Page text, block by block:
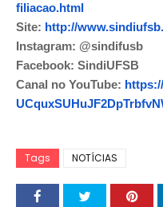
filiacao.html
Site: http://www.sindiufsb.
Instagram: @sindifusb
Facebook: SindiUFSB
Canal no YouTube:
Tags NOTÍCIAS